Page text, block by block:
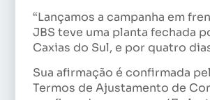
“Lançamos a campanha em
JBS teve uma planta fechada
Caxias do Sul, e por quatro
Sua afirmação é confirmada
Termos de Ajustamento de